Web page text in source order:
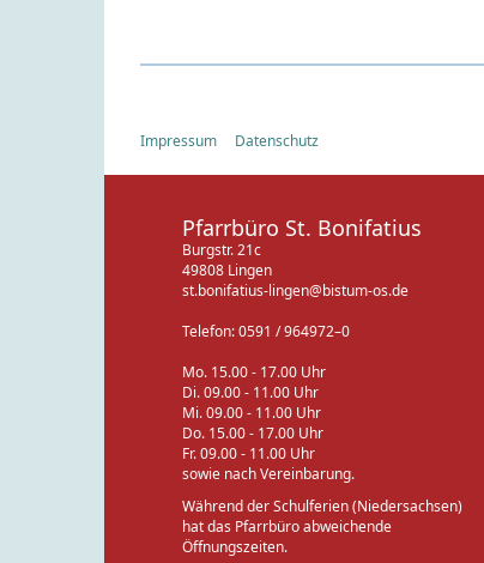
Impressum Datenschutz
Pfarrbüro St. Bonifatius
Burgstr. 21c
49808 Lingen
st.bonifatius-lingen@bistum-os.de
Telefon: 0591 / 964972–0
Mo. 15.00 - 17.00 Uhr
Di. 09.00 - 11.00 Uhr
Mi. 09.00 - 11.00 Uhr
Do. 15.00 - 17.00 Uhr
Fr. 09.00 - 11.00 Uhr
sowie nach Vereinbarung.
Während der Schulferien (Niedersachsen)
hat das Pfarrbüro abweichende
Öffnungszeiten.